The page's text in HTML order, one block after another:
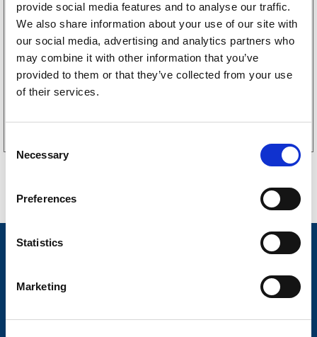
provide social media features and to analyse our traffic.
We also share information about your use of our site with
our social media, advertising and analytics partners who
may combine it with other information that you’ve
provided to them or that they’ve collected from your use
of their services.
n
Necessary
Preferences
Statistics
Marketing
3160052
LGF skilt Selvklebende
256kr (205kr eks. mva)
Nyheter